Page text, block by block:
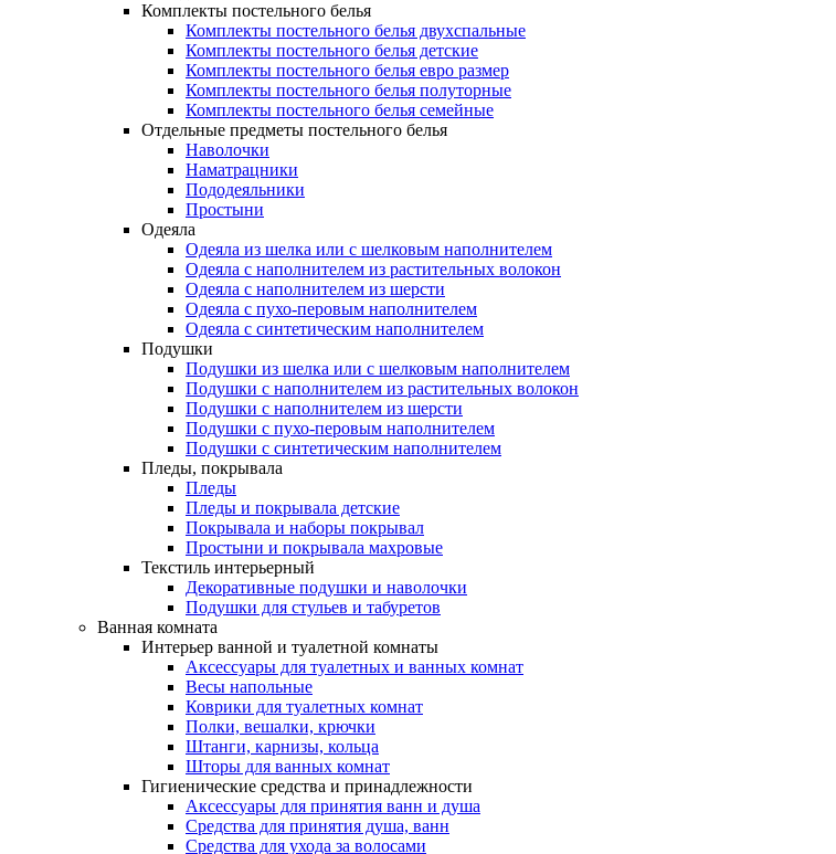
Комплекты постельного белья
Комплекты постельного белья двухспальные
Комплекты постельного белья детские
Комплекты постельного белья евро размер
Комплекты постельного белья полуторные
Комплекты постельного белья семейные
Отдельные предметы постельного белья
Наволочки
Наматрацники
Пододеяльники
Простыни
Одеяла
Одеяла из шелка или с шелковым наполнителем
Одеяла с наполнителем из растительных волокон
Одеяла с наполнителем из шерсти
Одеяла с пухо-перовым наполнителем
Одеяла с синтетическим наполнителем
Подушки
Подушки из шелка или с шелковым наполнителем
Подушки с наполнителем из растительных волокон
Подушки с наполнителем из шерсти
Подушки с пухо-перовым наполнителем
Подушки с синтетическим наполнителем
Пледы, покрывала
Пледы
Пледы и покрывала детские
Покрывала и наборы покрывал
Простыни и покрывала махровые
Текстиль интерьерный
Декоративные подушки и наволочки
Подушки для стульев и табуретов
Ванная комната
Интерьер ванной и туалетной комнаты
Аксессуары для туалетных и ванных комнат
Весы напольные
Коврики для туалетных комнат
Полки, вешалки, крючки
Штанги, карнизы, кольца
Шторы для ванных комнат
Гигиенические средства и принадлежности
Аксессуары для принятия ванн и душа
Средства для принятия душа, ванн
Средства для ухода за волосами